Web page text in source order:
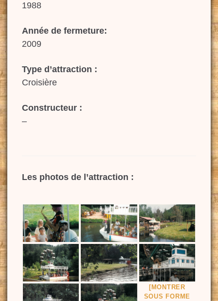
1988
Année de fermeture:
2009
Type d’attraction :
Croisière
Constructeur :
–
Les photos de l’attraction :
[MONTRER
SOUS FORME